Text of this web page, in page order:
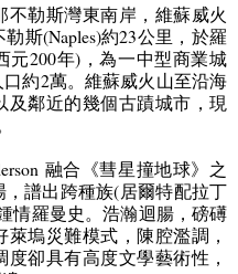
勒斯灣東南岸，維蘇威火
勒斯(Naples)約23公里，於羅
元200年) ，為一中型商業城
約2萬。維蘇威火山至沿海
鄰近的幾個古蹟城市，現
融合 《彗星撞地球》 之
，譜出跨種族(居爾特配拉丁
情羅曼史。浩瀚迴腸， 磅礡
萊塢災難模式 ，陳腔濫調 ，
度卻具有高度文學藝術性 ，